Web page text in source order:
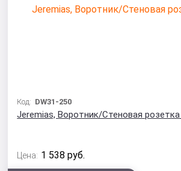
Код: DW31-250
Jeremias, Воротник/Стеновая
Цена: 1 538 руб.